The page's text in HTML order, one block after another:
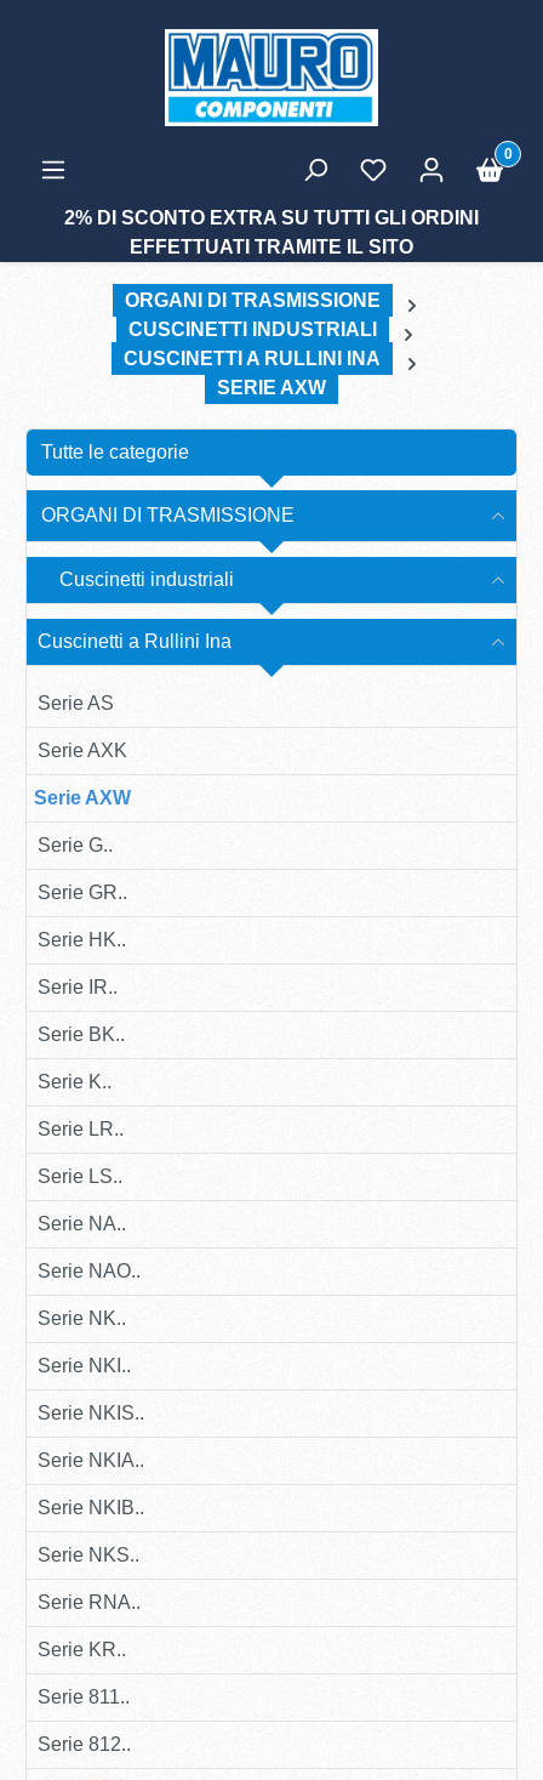
0
2% DI SCONTO EXTRA SU TUTTI GLI ORDINI
EFFETTUATI TRAMITE IL SITO
ORGANI DI TRASMISSIONE
CUSCINETTI INDUSTRIALI
CUSCINETTI A RULLINI INA
SERIE AXW
Tutte le categorie
ORGANI DI TRASMISSIONE
Cuscinetti industriali
Cuscinetti a Rullini Ina
Serie AS
Serie AXK
Serie AXW
Serie G..
Serie GR..
Serie HK..
Serie IR..
Serie BK..
Serie K..
Serie LR..
Serie LS..
Serie NA..
Serie NAO..
Serie NK..
Serie NKI..
Serie NKIS..
Serie NKIA..
Serie NKIB..
Serie NKS..
Serie RNA..
Serie KR..
Serie 811..
Serie 812..